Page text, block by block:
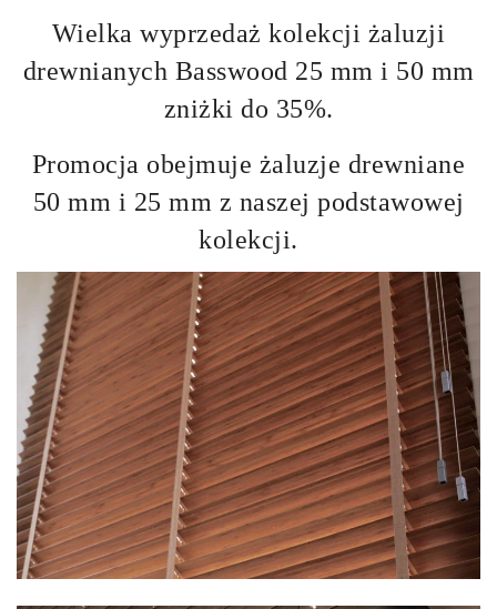
Wielka wyprzedaż kolekcji żaluzji
drewnianych Basswood 25 mm i 50 mm
zniżki do 35%.
Promocja obejmuje żaluzje drewniane
50 mm i 25 mm z naszej podstawowej
kolekcji.